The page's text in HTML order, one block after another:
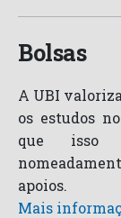
Bolsas
A UBI
os estudos
que isso
apoios.
Mais